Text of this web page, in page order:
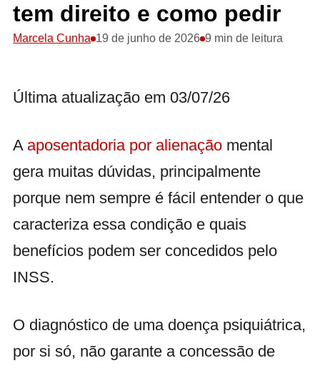
tem direito e como pedir
Marcela Cunha 19 de junho de 2026 9 min de leitura
Última atualização em 03/07/26
A aposentadoria por alienação mental
gera muitas dúvidas, principalmente
porque nem sempre é fácil entender o que
caracteriza essa condição e quais
benefícios podem ser concedidos pelo
INSS.
O diagnóstico de uma doença psiquiátrica,
por si só, não garante a concessão de